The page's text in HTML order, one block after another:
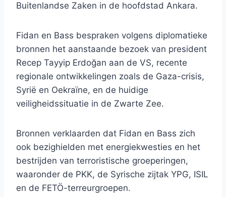
Buitenlandse Zaken in de hoofdstad Ankara.
Fidan en Bass bespraken volgens diplomatieke
bronnen het aanstaande bezoek van president
Recep Tayyip Erdoğan aan de VS, recente
regionale ontwikkelingen zoals de Gaza-crisis,
Syrië en Oekraïne, en de huidige
veiligheidssituatie in de Zwarte Zee.
Bronnen verklaarden dat Fidan en Bass zich
ook bezighielden met energiekwesties en het
bestrijden van terroristische groeperingen,
waaronder de PKK, de Syrische zijtak YPG, ISIL
en de FETÖ-terreurgroepen.